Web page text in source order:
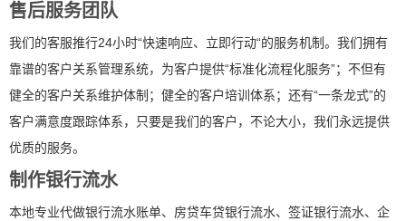
售后服务团队
我们的客服推行24小时“快速响应、立即行动“的服务机制。我们拥有
靠谱的客户关系管理系统，为客户提供“标准化流程化服务”；不但有
健全的客户关系维护体制；健全的客户培训体系；还有“一条龙式”的
客户满意度跟踪体系，只要是我们的客户，不论大小，我们永远提供
优质的服务。
制作银行流水
本地专业代做银行流水账单、房贷车贷银行流水、签证银行流水、企